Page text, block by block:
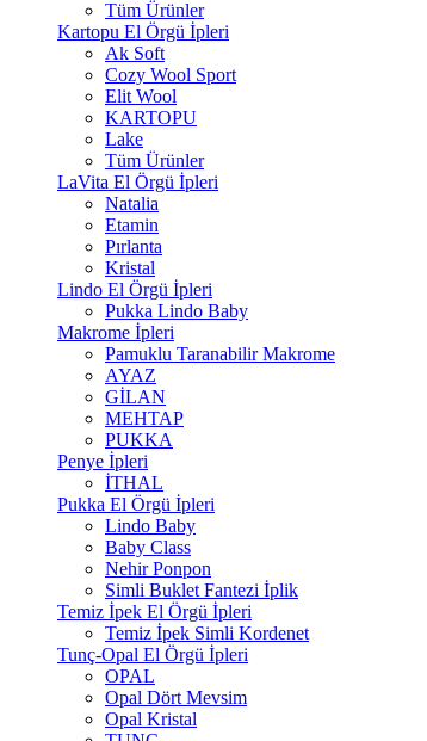
Tüm Ürünler
Kartopu El Örgü İpleri
Ak Soft
Cozy Wool Sport
Elit Wool
KARTOPU
Lake
Tüm Ürünler
LaVita El Örgü İpleri
Natalia
Etamin
Pırlanta
Kristal
Lindo El Örgü İpleri
Pukka Lindo Baby
Makrome İpleri
Pamuklu Taranabilir Makrome
AYAZ
GİLAN
MEHTAP
PUKKA
Penye İpleri
İTHAL
Pukka El Örgü İpleri
Lindo Baby
Baby Class
Nehir Ponpon
Simli Buklet Fantezi İplik
Temiz İpek El Örgü İpleri
Temiz İpek Simli Kordenet
Tunç-Opal El Örgü İpleri
OPAL
Opal Dört Mevsim
Opal Kristal